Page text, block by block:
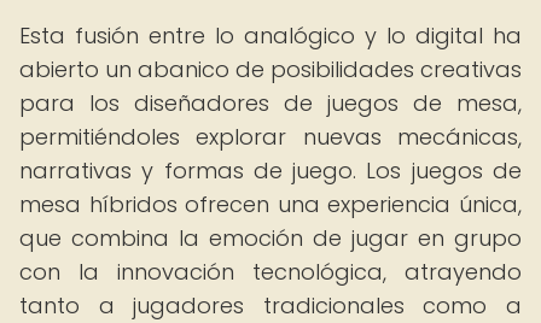
Esta fusión entre lo analógico y lo digital ha
abierto un abanico de posibilidades creativas
para los diseñadores de juegos de mesa,
permitiéndoles explorar nuevas mecánicas,
narrativas y formas de juego. Los juegos de
mesa híbridos ofrecen una experiencia única,
que combina la emoción de jugar en grupo
con la innovación tecnológica, atrayendo
tanto a jugadores tradicionales como a